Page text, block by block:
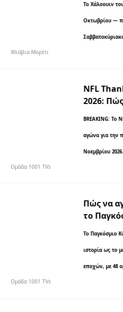
Το Χάλοουιν
Οκτωβρίου —
Φέτος έχουμε
Φλάβια Μορέτι
NFL
2026:
BREAKING: Το
αγώνα για την
Νοεμβρίου
μετατρέπει
Ομάδα 1001 TVs
Πώς να
το
Το Παγκόσμιο
ιστορία ως το
εποχών, με 48
Ομάδα 1001 TVs